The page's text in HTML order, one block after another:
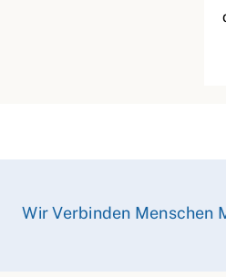
Wir Verbinden Menschen